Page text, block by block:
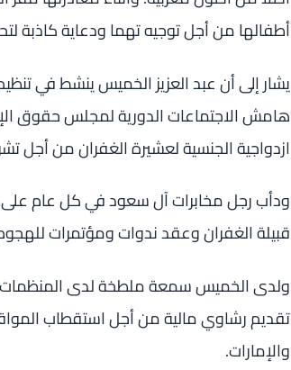
أطفالها من أجل توجيه تهما ودعاية كاذبة
يشار إلى أن عبد العزيز الخميس ينشط في
هامش الاجتماعات الدورية لمجلس حقوق
ازدواجية الجنسية لعشيرة الغفران من أجل
ودأب رجل مخابرات آل سعود في كل عام
قبيلة الغفران وعقد ندوات ومؤتمرات
ولدى الخميس سمعة ملطخة لدى المنظمات
تقديم رشاوي مالية من أجل استقطاب
والإمارات.